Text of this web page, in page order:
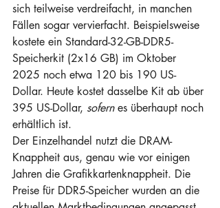
sich teilweise verdreifacht, in manchen
Fällen sogar vervierfacht. Beispielsweise
kostete ein Standard-32-GB-DDR5-
Speicherkit (2x16 GB) im Oktober
2025 noch etwa 120 bis 190 US-
Dollar. Heute kostet dasselbe Kit ab über
395 US-Dollar, sofern es überhaupt noch
erhältlich ist.
Der Einzelhandel nutzt die DRAM-
Knappheit aus, genau wie vor einigen
Jahren die Grafikkartenknappheit. Die
Preise für DDR5-Speicher wurden an die